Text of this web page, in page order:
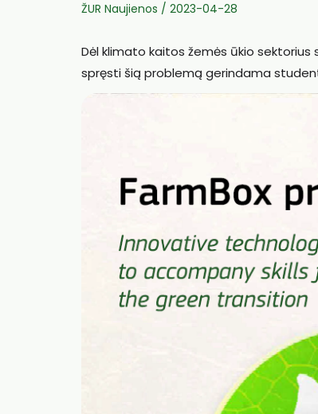
ŽUR Naujienos / 2023-04-28
Dėl klimato kaitos žemės ūkio sektorius
spręsti šią problemą gerindama